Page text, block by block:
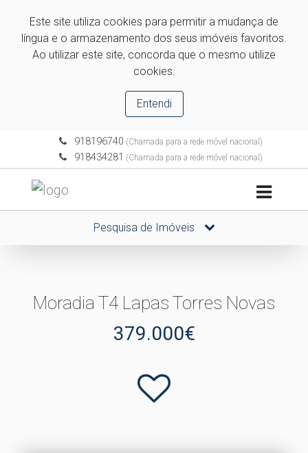
Este site utiliza cookies para permitir a mudança de
língua e o armazenamento dos seus imóveis favoritos.
Ao utilizar este site, concorda que o mesmo utilize
cookies.
Entendi
918196740 (Chamada para a rede móvel nacional)
918434281 (Chamada para a rede móvel nacional)
Pesquisa de Imóveis
Moradia T4 Lapas Torres Novas
379.000€